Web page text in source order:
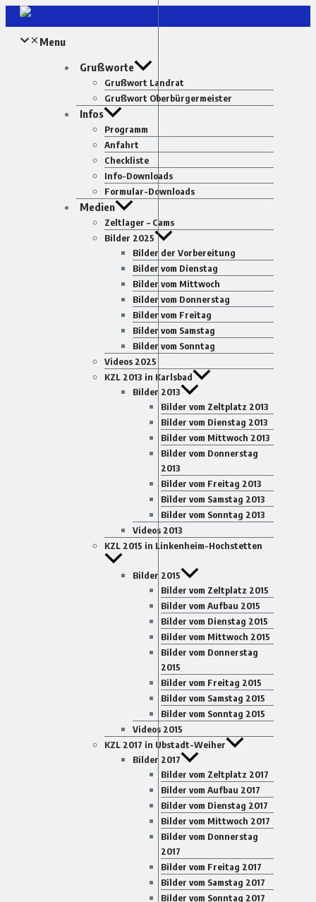
Zum
Inhalt
springenMenu
Grußworte
Grußwort Landrat
Grußwort Oberbürgermeister
Infos
Programm
Anfahrt
Checkliste
Info-Downloads
Formular-Downloads
Medien
Zeltlager – Cams
Bilder 2025
Bilder der Vorbereitung
Bilder vom Dienstag
Bilder vom Mittwoch
Bilder vom Donnerstag
Bilder vom Freitag
Bilder vom Samstag
Bilder vom Sonntag
Videos 2025
KZL 2013 in Karlsbad
Bilder 2013
Bilder vom Zeltplatz 2013
Bilder vom Dienstag 2013
Bilder vom Mittwoch 2013
Bilder vom Donnerstag
2013
Bilder vom Freitag 2013
Bilder vom Samstag 2013
Bilder vom Sonntag 2013
Videos 2013
KZL 2015 in Linkenheim-Hochstetten
Bilder 2015
Bilder vom Zeltplatz 2015
Bilder vom Aufbau 2015
Bilder vom Dienstag 2015
Bilder vom Mittwoch 2015
Bilder vom Donnerstag
2015
Bilder vom Freitag 2015
Bilder vom Samstag 2015
Bilder vom Sonntag 2015
Videos 2015
KZL 2017 in Ubstadt-Weiher
Bilder 2017
Bilder vom Zeltplatz 2017
Bilder vom Aufbau 2017
Bilder vom Dienstag 2017
Bilder vom Mittwoch 2017
Bilder vom Donnerstag
2017
Bilder vom Freitag 2017
Bilder vom Samstag 2017
Bilder vom Sonntag 2017